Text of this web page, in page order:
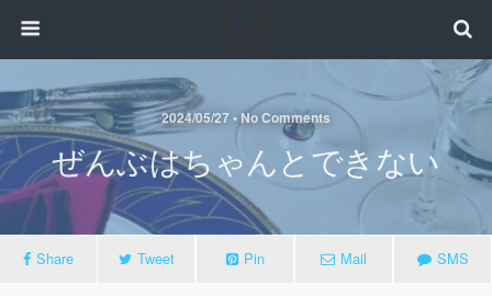
2024/05/27 • No Comments
ぜんぶはちゃんとできない
Share Tweet Pin Mail SMS